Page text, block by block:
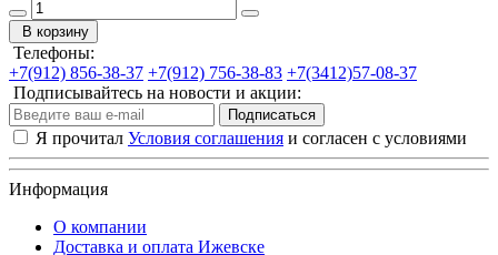
В корзину
Телефоны:
+7(912) 856-38-37 +7(912) 756-38-83 +7(3412)57-08-37
Подписывайтесь на новости и акции:
Подписаться
Я прочитал Условия соглашения и согласен с условиями
Информация
О компании
Доставка и оплата Ижевске